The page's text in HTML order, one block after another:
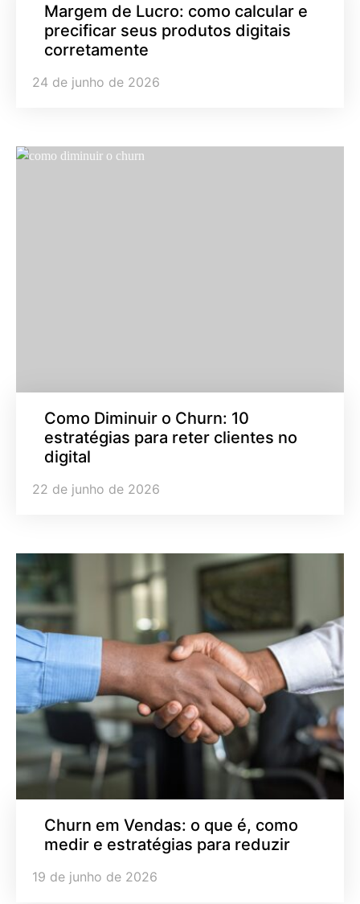
Margem de Lucro: como calcular e
precificar seus produtos digitais
corretamente
24 de junho de 2026
Como Diminuir o Churn: 10
estratégias para reter clientes no
digital
22 de junho de 2026
Churn em Vendas: o que é, como
medir e estratégias para reduzir
19 de junho de 2026